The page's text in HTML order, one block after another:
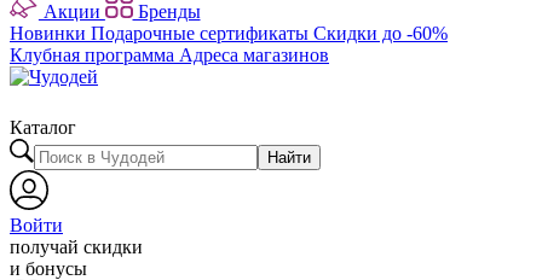
Акции
Бренды
Новинки Подарочные сертификаты Скидки до -60%
Клубная программа Адреса магазинов
Каталог
Найти
Войти
получай скидки
и бонусы